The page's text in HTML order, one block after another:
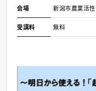
会場 新潟市農業活
受講料 無料